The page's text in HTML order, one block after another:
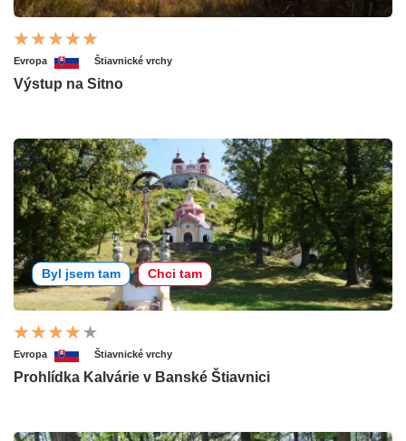
Evropa Štiavnické vrchy
Výstup na Sitno
Byl jsem tam Chci tam
Evropa Štiavnické vrchy
Prohlídka Kalvárie v Banské Štiavnici